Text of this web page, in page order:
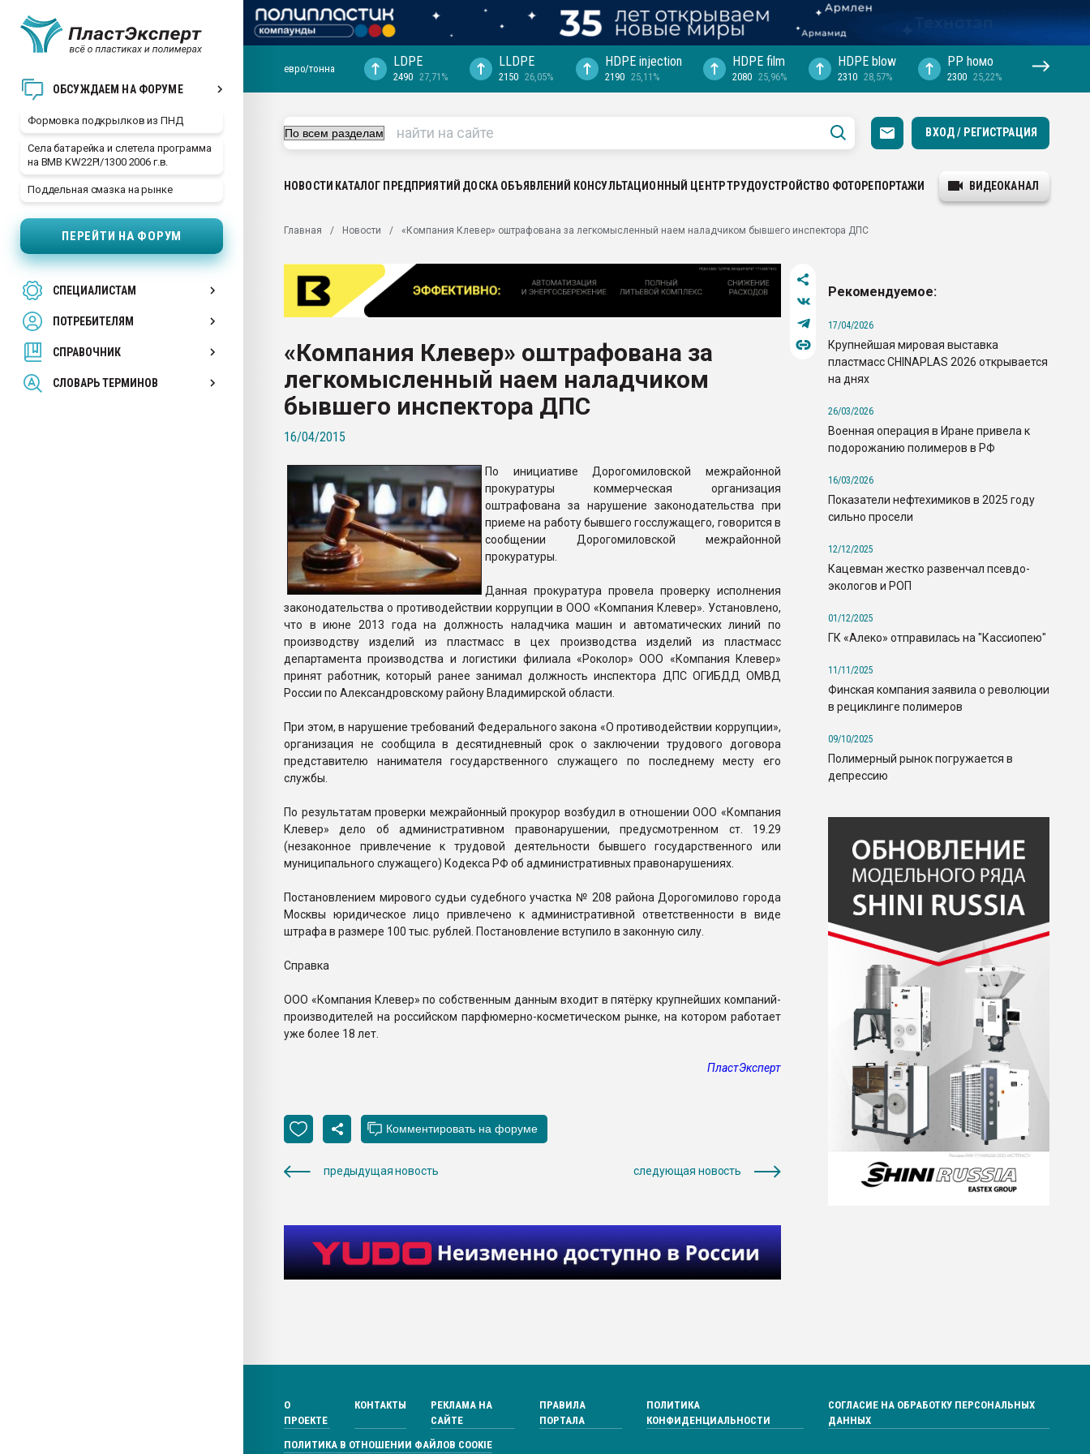
ОБСУЖДАЕМ НА ФОРУМЕ
Формовка подкрылков из ПНД
Села батарейка и слетела программа
на BMB KW22PI/1300 2006 г.в.
Поддельная смазка на рынке
ПЕРЕЙТИ НА ФОРУМ
СПЕЦИАЛИСТАМ
ПОТРЕБИТЕЛЯМ
СПРАВОЧНИК
СЛОВАРЬ ТЕРМИНОВ
29.07.2026 ФРП помог "Ижевскому
Вакуум-формовочные машины:
28.07.2026 Автоматизация выходит на
первый план в переработке
пластмасс
ситуацией на строительном рынке
Всё, что касается выдува ПЭТ
бутылок
ПЕРЕЙТИ НА ФОРУМ
евро/тонна LDPE
2490 27,71%
LLDPE
2150 26,05%
HDPE injection
2190 25,11%
HDPE film
2080 25,96%
HDPE blow
2310 28,57%
PP hомо
2300 25,22%
ВХОД / РЕГИСТРАЦИЯ
НОВОСТИ КАТАЛОГ ПРЕДПРИЯТИЙ ДОСКА ОБЪЯВЛЕНИЙ КОНСУЛЬТАЦИОННЫЙ ЦЕНТРТРУДОУСТРОЙСТВО ФОТОРЕПОРТАЖИ ВИДЕОКАНАЛ
Главная Новости «Компания Клевер» оштрафована за легкомысленный наем наладчиком бывшего инспектора ДПС
«Компания Клевер» оштрафована за
легкомысленный наем наладчиком
бывшего инспектора ДПС
16/04/2015
По инициативе Дорогомиловской межрайонной
прокуратуры коммерческая организация
оштрафована за нарушение законодательства при
приеме на работу бывшего госслужащего, говорится в
сообщении Дорогомиловской межрайонной
прокуратуры.
Данная прокуратура провела проверку исполнения
законодательства о противодействии коррупции в ООО «Компания Клевер». Установлено,
что в июне 2013 года на должность наладчика машин и автоматических линий по
производству изделий из пластмасс в цех производства изделий из пластмасс
департамента производства и логистики филиала «Роколор» ООО «Компания Клевер»
принят работник, который ранее занимал должность инспектора ДПС ОГИБДД ОМВД
России по Александровскому району Владимирской области.
При этом, в нарушение требований Федерального закона «О противодействии коррупции»,
организация не сообщила в десятидневный срок о заключении трудового договора
представителю нанимателя государственного служащего по последнему месту его
службы.
По результатам проверки межрайонный прокурор возбудил в отношении ООО «Компания
Клевер» дело об административном правонарушении, предусмотренном ст. 19.29
(незаконное привлечение к трудовой деятельности бывшего государственного или
муниципального служащего) Кодекса РФ об административных правонарушениях.
Постановлением мирового судьи судебного участка № 208 района Дорогомилово города
Москвы юридическое лицо привлечено к административной ответственности в виде
штрафа в размере 100 тыс. рублей. Постановление вступило в законную силу.
Справка
ООО «Компания Клевер» по собственным данным входит в пятёрку крупнейших компаний-
производителей на российском парфюмерно-косметическом рынке, на котором работает
уже более 18 лет.
ПластЭксперт
предыдущая новость следующая новость
Рекомендуемое:
17/04/2026
Крупнейшая мировая выставка
пластмасс CHINAPLAS 2026 открывается
на днях
26/03/2026
Военная операция в Иране привела к
подорожанию полимеров в РФ
16/03/2026
Показатели нефтехимиков в 2025 году
сильно просели
12/12/2025
Кацевман жестко развенчал псевдо-
экологов и РОП
01/12/2025
ГК «Алеко» отправилась на "Кассиопею"
11/11/2025
Финская компания заявила о революции
в рециклинге полимеров
09/10/2025
Полимерный рынок погружается в
депрессию
О
ПРОЕКТЕ
КОНТАКТЫ
РЕКЛАМА НА
САЙТЕ
ПРАВИЛА
ПОРТАЛА
ПОЛИТИКА
КОНФИДЕНЦИАЛЬНОСТИ
СОГЛАСИЕ НА ОБРАБОТКУ ПЕРСОНАЛЬНЫХ
ДАННЫХ
ПОЛИТИКА В ОТНОШЕНИИ ФАЙЛОВ COOKIE